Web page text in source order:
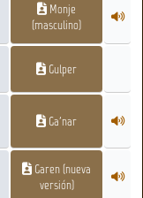
Monje
(masculino)
Gulper
Ga'nar
Garen (nueva
versión)